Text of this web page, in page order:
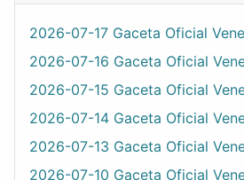
2026-07-17 Gaceta Oficial
2026-07-16 Gaceta Oficial
2026-07-15 Gaceta Oficial
2026-07-14 Gaceta Oficial
2026-07-13 Gaceta Oficial
2026-07-10 Gaceta Oficial